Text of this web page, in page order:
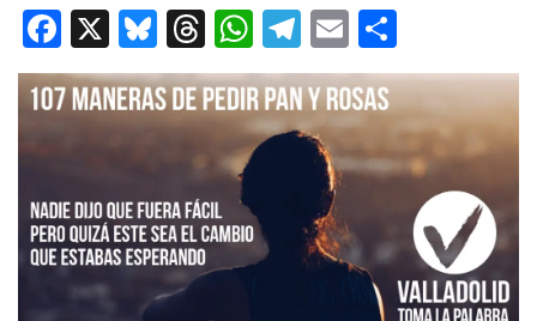
F
a
c
e
o
o
k
X
Bl
u
e
s
y
T
h
re
a
d
s
W
h
at
s
p
p
T
el
e
gr
m
E
m
ai
l
o
m
p
ar
ti
r